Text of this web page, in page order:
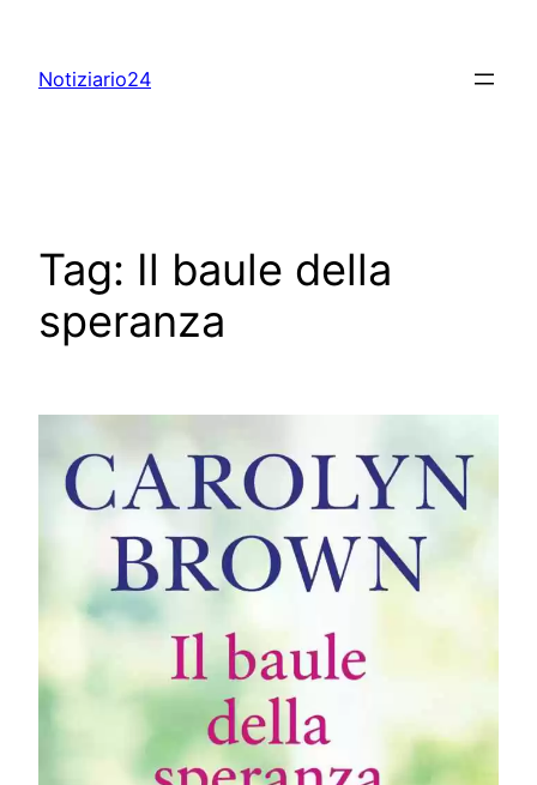
content
Notiziario24
Tag: Il baule della
speranza